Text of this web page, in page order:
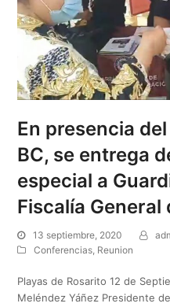
En presencia
BC, se entrega
especial a
Fiscalía General
13 septiembre, 2020
Conferencias, Reunion
Playas de Rosarito 12 de
Meléndez Yáñez Presidente